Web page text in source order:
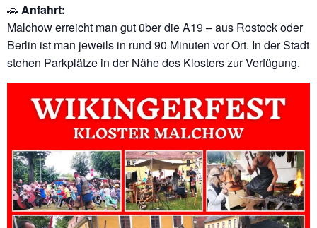
🚗 Anfahrt:
Malchow erreicht man gut über die A19 – aus Rostock oder
Berlin ist man jeweils in rund 90 Minuten vor Ort. In der Stadt
stehen Parkplätze in der Nähe des Klosters zur Verfügung.